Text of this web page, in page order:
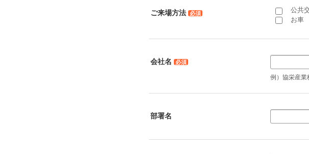
ご来場方法 必須
公共
お車
会社名 必須
例）協栄産業
部署名